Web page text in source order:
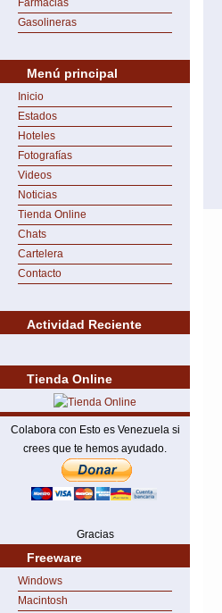
Farmacias
Gasolineras
Menú principal
Inicio
Estados
Hoteles
Fotografías
Videos
Noticias
Tienda Online
Chats
Cartelera
Contacto
Actividad Reciente
Tienda Online
Colabora con Esto es Venezuela si
crees que te hemos ayudado.
Gracias
Freeware
Windows
Macintosh